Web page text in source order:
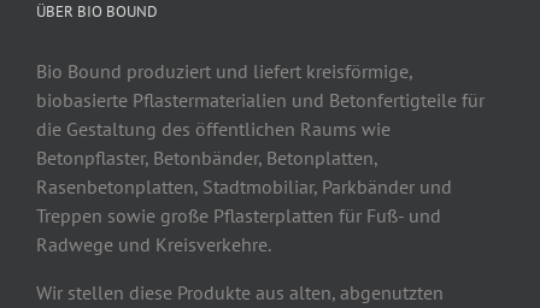
ÜBER BIO BOUND
Bio Bound produziert und liefert kreisförmige,
biobasierte Pflastermaterialien und Betonfertigteile für
die Gestaltung des öffentlichen Raums wie
Betonpflaster, Betonbänder, Betonplatten,
Rasenbetonplatten, Stadtmobiliar, Parkbänder und
Treppen sowie große Pflasterplatten für Fuß- und
Radwege und Kreisverkehre.
Wir stellen diese Produkte aus alten, abgenutzten